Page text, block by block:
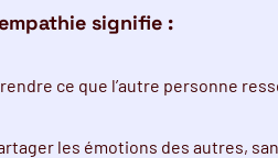
signifie :
ce que l’autre personne
les émotions des autres,